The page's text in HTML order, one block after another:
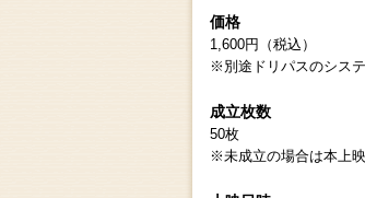
価格
1,600円（税込）
※別途ドリパスのシス
成立枚数
50枚
※未成立の場合は本上